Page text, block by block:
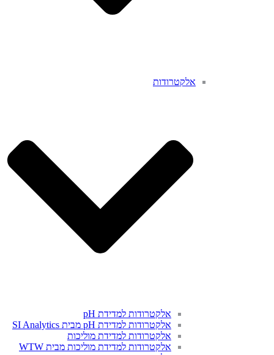
אלקטרודות
אלקטרודות למדידת pH
אלקטרודות למדידת pH מבית SI Analytics
אלקטרודות למדידת מוליכות
אלקטרודות למדידת מוליכות מבית WTW